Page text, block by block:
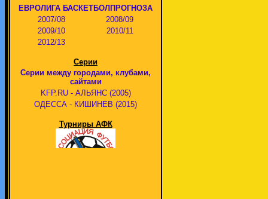
ЕВРОЛИГА БАСКЕТБОЛПРОГНОЗА
2007/08
2008/09
2009/10
2010/11
2012/13
Серии
Серии между городами, клубами,
сайтами
KFP.RU - АЛЬЯНС (2005)
ОДЕССА - КИШИНЕВ (2015)
Турниры АФК